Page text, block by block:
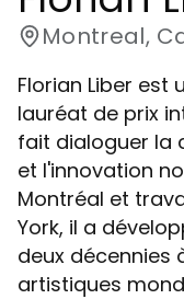
Montreal,
Florian Liber est
lauréat de prix
fait dialoguer la
et l'innovation
Montréal et
York, il a
deux décennies
artistiques